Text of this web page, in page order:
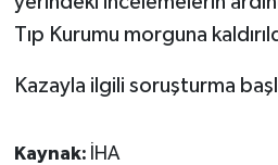
Tıp Kurumu morguna
Kazayla ilgili soruşturma
Kaynak: İHA